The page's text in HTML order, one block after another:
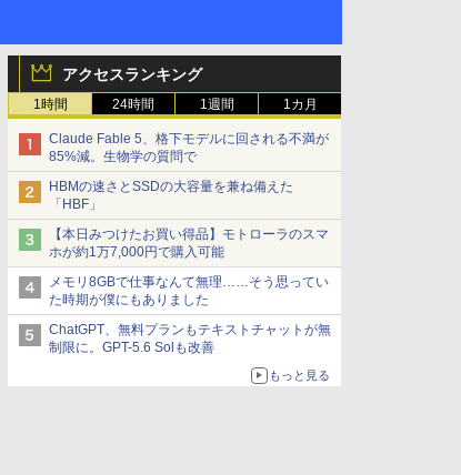
アクセスランキング
1時間 24時間 1週間 1カ月
Claude Fable 5、格下モデルに回される不満が
85%減。生物学の質問で
HBMの速さとSSDの大容量を兼ね備えた
「HBF」
【本日みつけたお買い得品】モトローラのスマ
ホが約1万7,000円で購入可能
メモリ8GBで仕事なんて無理……そう思ってい
た時期が僕にもありました
ChatGPT、無料プランもテキストチャットが無
制限に。GPT-5.6 Solも改善
もっと見る